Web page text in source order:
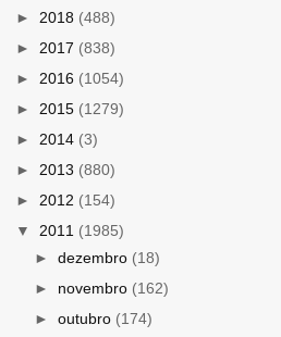
► 2018 (488)
► 2017 (838)
► 2016 (1054)
► 2015 (1279)
► 2014 (3)
► 2013 (880)
► 2012 (154)
▼ 2011 (1985)
► dezembro (18)
► novembro (162)
► outubro (174)